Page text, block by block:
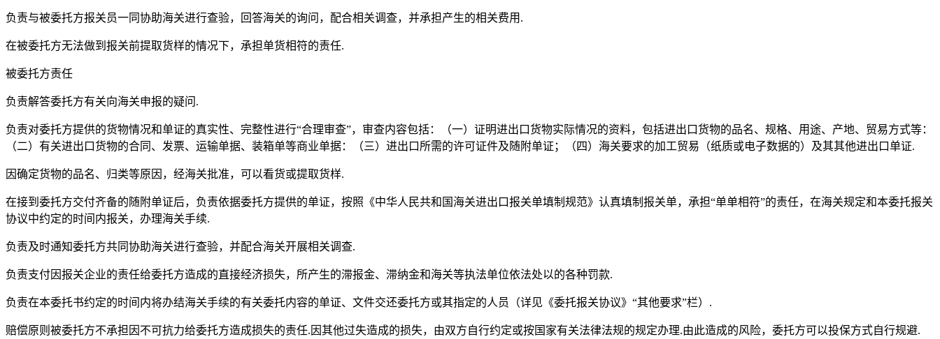
负责与被委托方报关员一同协助海关进行查验，回答海关的询问，配合相关调查，并承担产生的相关费用.
在被委托方无法做到报关前提取货样的情况下，承担单货相符的责任.
被委托方责任
负责解答委托方有关向海关申报的疑问.
负责对委托方提供的货物情况和单证的真实性、完整性进行“合理审查”，审查内容包括：（一）证明进出口货物实际情况的资料，包括进出口货物的品名、规格、用途、产地、贸易方式等：
（二）有关进出口货物的合同、发票、运输单据、装箱单等商业单据：（三）进出口所需的许可证件及随附单证；（四）海关要求的加工贸易（纸质或电子数据的）及其其他进出口单证.
因确定货物的品名、归类等原因，经海关批准，可以看货或提取货样.
在接到委托方交付齐备的随附单证后，负责依据委托方提供的单证，按照《中华人民共和国海关进出口报关单填制规范》认真填制报关单，承担“单单相符”的责任，在海关规定和本委托报关
协议中约定的时间内报关，办理海关手续.
负责及时通知委托方共同协助海关进行查验，并配合海关开展相关调查.
负责支付因报关企业的责任给委托方造成的直接经济损失，所产生的滞报金、滞纳金和海关等执法单位依法处以的各种罚款.
负责在本委托书约定的时间内将办结海关手续的有关委托内容的单证、文件交还委托方或其指定的人员（详见《委托报关协议》“其他要求”栏）.
赔偿原则被委托方不承担因不可抗力给委托方造成损失的责任.因其他过失造成的损失，由双方自行约定或按国家有关法律法规的规定办理.由此造成的风险，委托方可以投保方式自行规避.